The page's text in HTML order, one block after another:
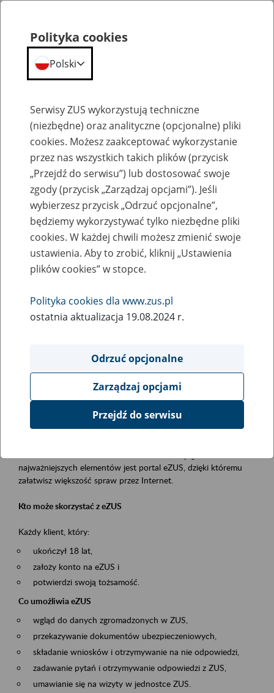
Szkolenia
Zaproś ZUS do siebie - zakładanie profili
eZUS w siedzibie Twojej firmy
Rodzaj wydarzenia
Szkolenia
Obszar merytoryczny
obsługa klientów
Opis wydarzenia
Platforma Usług Elektronicznych ZUS eZUS
najważniejszych elementów jest portal eZUS, dzięki któremu
załatwisz większość spraw przez Internet.
Kto może skorzystać z eZUS
Każdy klient, który:
ukończył 18 lat,
założy konto na eZUS i
potwierdzi swoją tożsamość.
Co umożliwia eZUS
wgląd do danych zgromadzonych w ZUS,
przekazywanie dokumentów ubezpieczeniowych,
składanie wniosków i otrzymywanie na nie odpowiedzi,
zadawanie pytań i otrzymywanie odpowiedzi z ZUS,
umawianie się na wizyty w jednostce ZUS.
Polityka cookies
Polski
Serwisy ZUS wykorzystują techniczne
(niezbędne) oraz analityczne (opcjonalne) pliki
cookies. Możesz zaakceptować wykorzystanie
przez nas wszystkich takich plików (przycisk
„Przejdź do serwisu”) lub dostosować swoje
zgody (przycisk „Zarządzaj opcjami”). Jeśli
wybierzesz przycisk „Odrzuć opcjonalne”,
będziemy wykorzystywać tylko niezbędne pliki
cookies. W każdej chwili możesz zmienić swoje
ustawienia. Aby to zrobić, kliknij „Ustawienia
plików cookies” w stopce.
Polityka cookies dla www.zus.pl
ostatnia aktualizacja 19.08.2024 r.
Odrzuć opcjonalne
Zarządzaj opcjami
Przejdź do serwisu